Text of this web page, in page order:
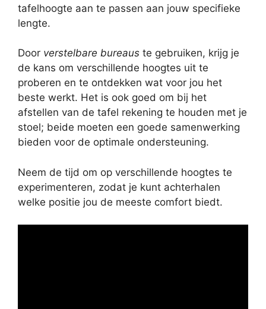
tafelhoogte aan te passen aan jouw specifieke
lengte.
Door verstelbare bureaus te gebruiken, krijg je
de kans om verschillende hoogtes uit te
proberen en te ontdekken wat voor jou het
beste werkt. Het is ook goed om bij het
afstellen van de tafel rekening te houden met je
stoel; beide moeten een goede samenwerking
bieden voor de optimale ondersteuning.
Neem de tijd om op verschillende hoogtes te
experimenteren, zodat je kunt achterhalen
welke positie jou de meeste comfort biedt.